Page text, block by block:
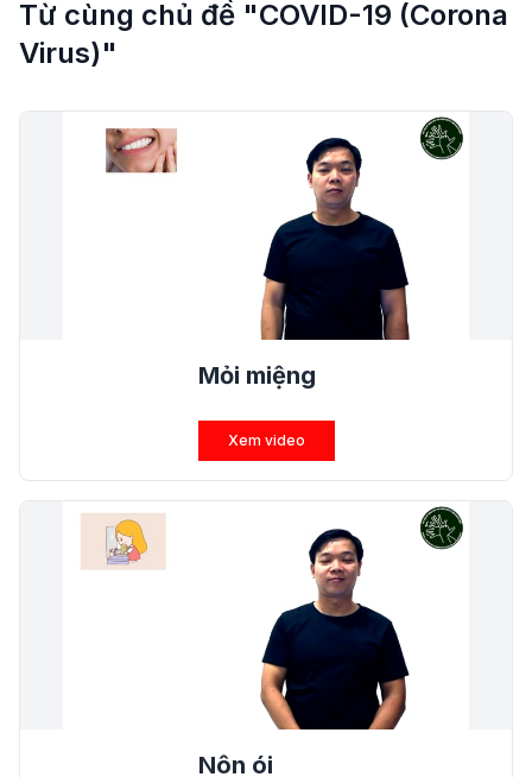
Từ cùng chủ đề "COVID-19 (Corona
Virus)"
Mỏi miệng
Xem video
Nôn ói